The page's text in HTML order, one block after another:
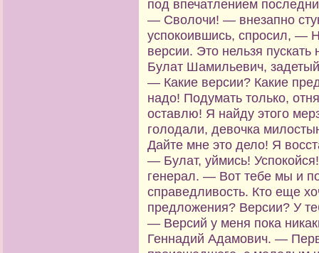
под впечатлением
— Сволочи! — внезапно
успокоившись, спросил, —
версии. Это нельзя пускать
Булат Шамильевич,
— Какие версии? Какие
надо! Подумать только,
оставлю! Я найду этого
голодали, девочка
Дайте мне это дело! Я
— Булат, уймись!
генерал. — Вот тебе мы и
справедливость. Кто еще
предложения? Версии? У
— Версий у меня пока
Геннадий Адамович. —